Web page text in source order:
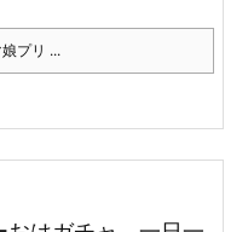
プリ ...